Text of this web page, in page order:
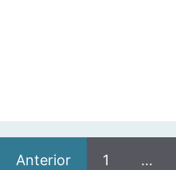
Anterior 1 …